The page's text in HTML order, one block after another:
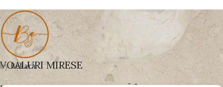
VOALURI MIRESE
byBellara